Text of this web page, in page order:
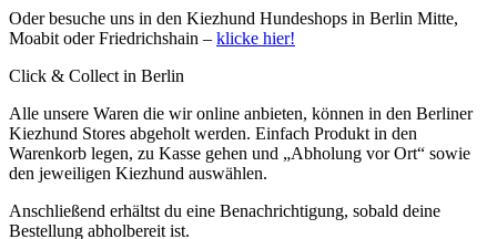
Oder besuche uns in den Kiezhund Hundeshops in Berlin Mitte,
Moabit oder Friedrichshain – klicke hier!
Click & Collect in Berlin
Alle unsere Waren die wir online anbieten, können in den Berliner
Kiezhund Stores abgeholt werden. Einfach Produkt in den
Warenkorb legen, zu Kasse gehen und „Abholung vor Ort“ sowie
den jeweiligen Kiezhund auswählen.
Anschließend erhältst du eine Benachrichtigung, sobald deine
Bestellung abholbereit ist.